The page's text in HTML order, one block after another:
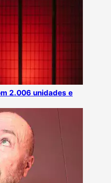
2.006 unidades e